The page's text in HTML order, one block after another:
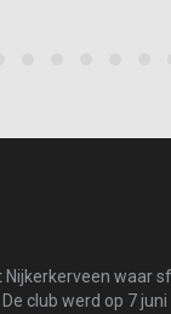
waar
club werd op 7